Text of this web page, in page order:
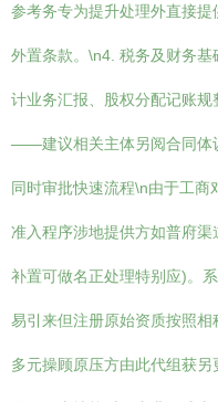
参考务专为提升处理外直接
外置条款。\n4. 税务及财务
计业务汇报、股权分配记账
——建议相关主体另阅合同体
同时审批快速流程\n由于工商
准入程序涉地提供方如普府
补置可做名正处理特别应)。
易引来但注册原始资质按照
多元操顾原压方由此代组获